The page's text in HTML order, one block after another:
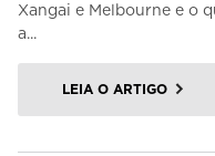
Xangai e Melbourne e o
a...
LEIA O ARTIGO